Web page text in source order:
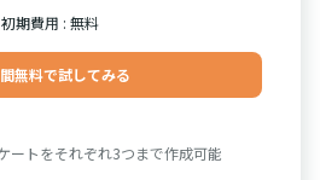
初期費用 : 無料
無料で試してみる
ートをそれぞれ3つまで作成可能